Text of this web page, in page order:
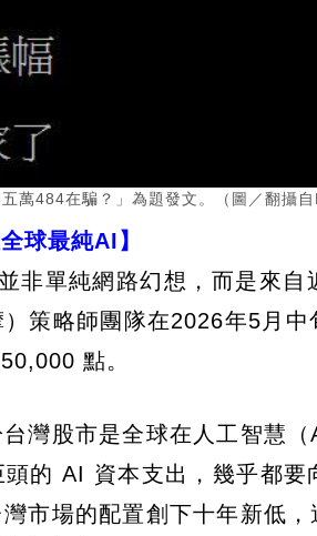
萬484在騙？」為題發文。（圖／翻攝自
球最純AI】
非單純網路幻想，而是來
策略師團隊在2026年5月
點。
灣股市是全球在人工智慧
的 AI 資本支出，幾乎都
市場的配置創下十年新低